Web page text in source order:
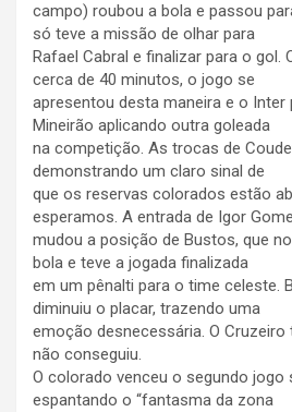
campo) roubou a bola e passou
só teve a missão de olhar para
Rafael Cabral e finalizar para o gol.
cerca de 40 minutos, o jogo se
apresentou desta maneira e o Inter
Mineirão aplicando outra goleada
na competição. As trocas de
demonstrando um claro sinal de
que os reservas colorados estão
esperamos. A entrada de Igor
mudou a posição de Bustos, que
bola e teve a jogada finalizada
em um pênalti para o time celeste.
diminuiu o placar, trazendo uma
emoção desnecessária. O
não conseguiu.
O colorado venceu o segundo jogo
espantando o “fantasma da zona